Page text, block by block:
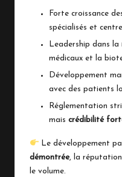
Forte croissance
spécialisés et
Leadership dans la
médicaux et la
Développement
avec des patients
Réglementation
mais crédibilité
Le développement
démontrée, la
le volume.